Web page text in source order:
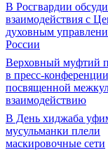
В Росгвардии
взаимодействия с
духовным
России
Верховный муфтий
в пресс-
посвященной
взаимодействию
В День хиджаба
мусульманки плели
маскировочные сети